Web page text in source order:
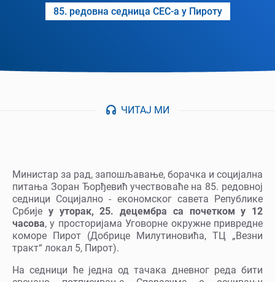
85. редовна седница СЕС-а у Пироту
ЧИТАЈ МИ
Министар за рад, запошљавање, борачка и социјална
питања Зоран Ђорђевић учествоваће на 85. редовној
седници Социјално - економског савета Републике
Србије у уторак, 25. децембра са почетком у 12
часова, у просторијама Уговорне окружне привредне
коморе Пирот (Добрице Милутиновића, ТЦ „Везни
тракт“ локал 5, Пирот).
На седници ће једна од тачака дневног реда бити